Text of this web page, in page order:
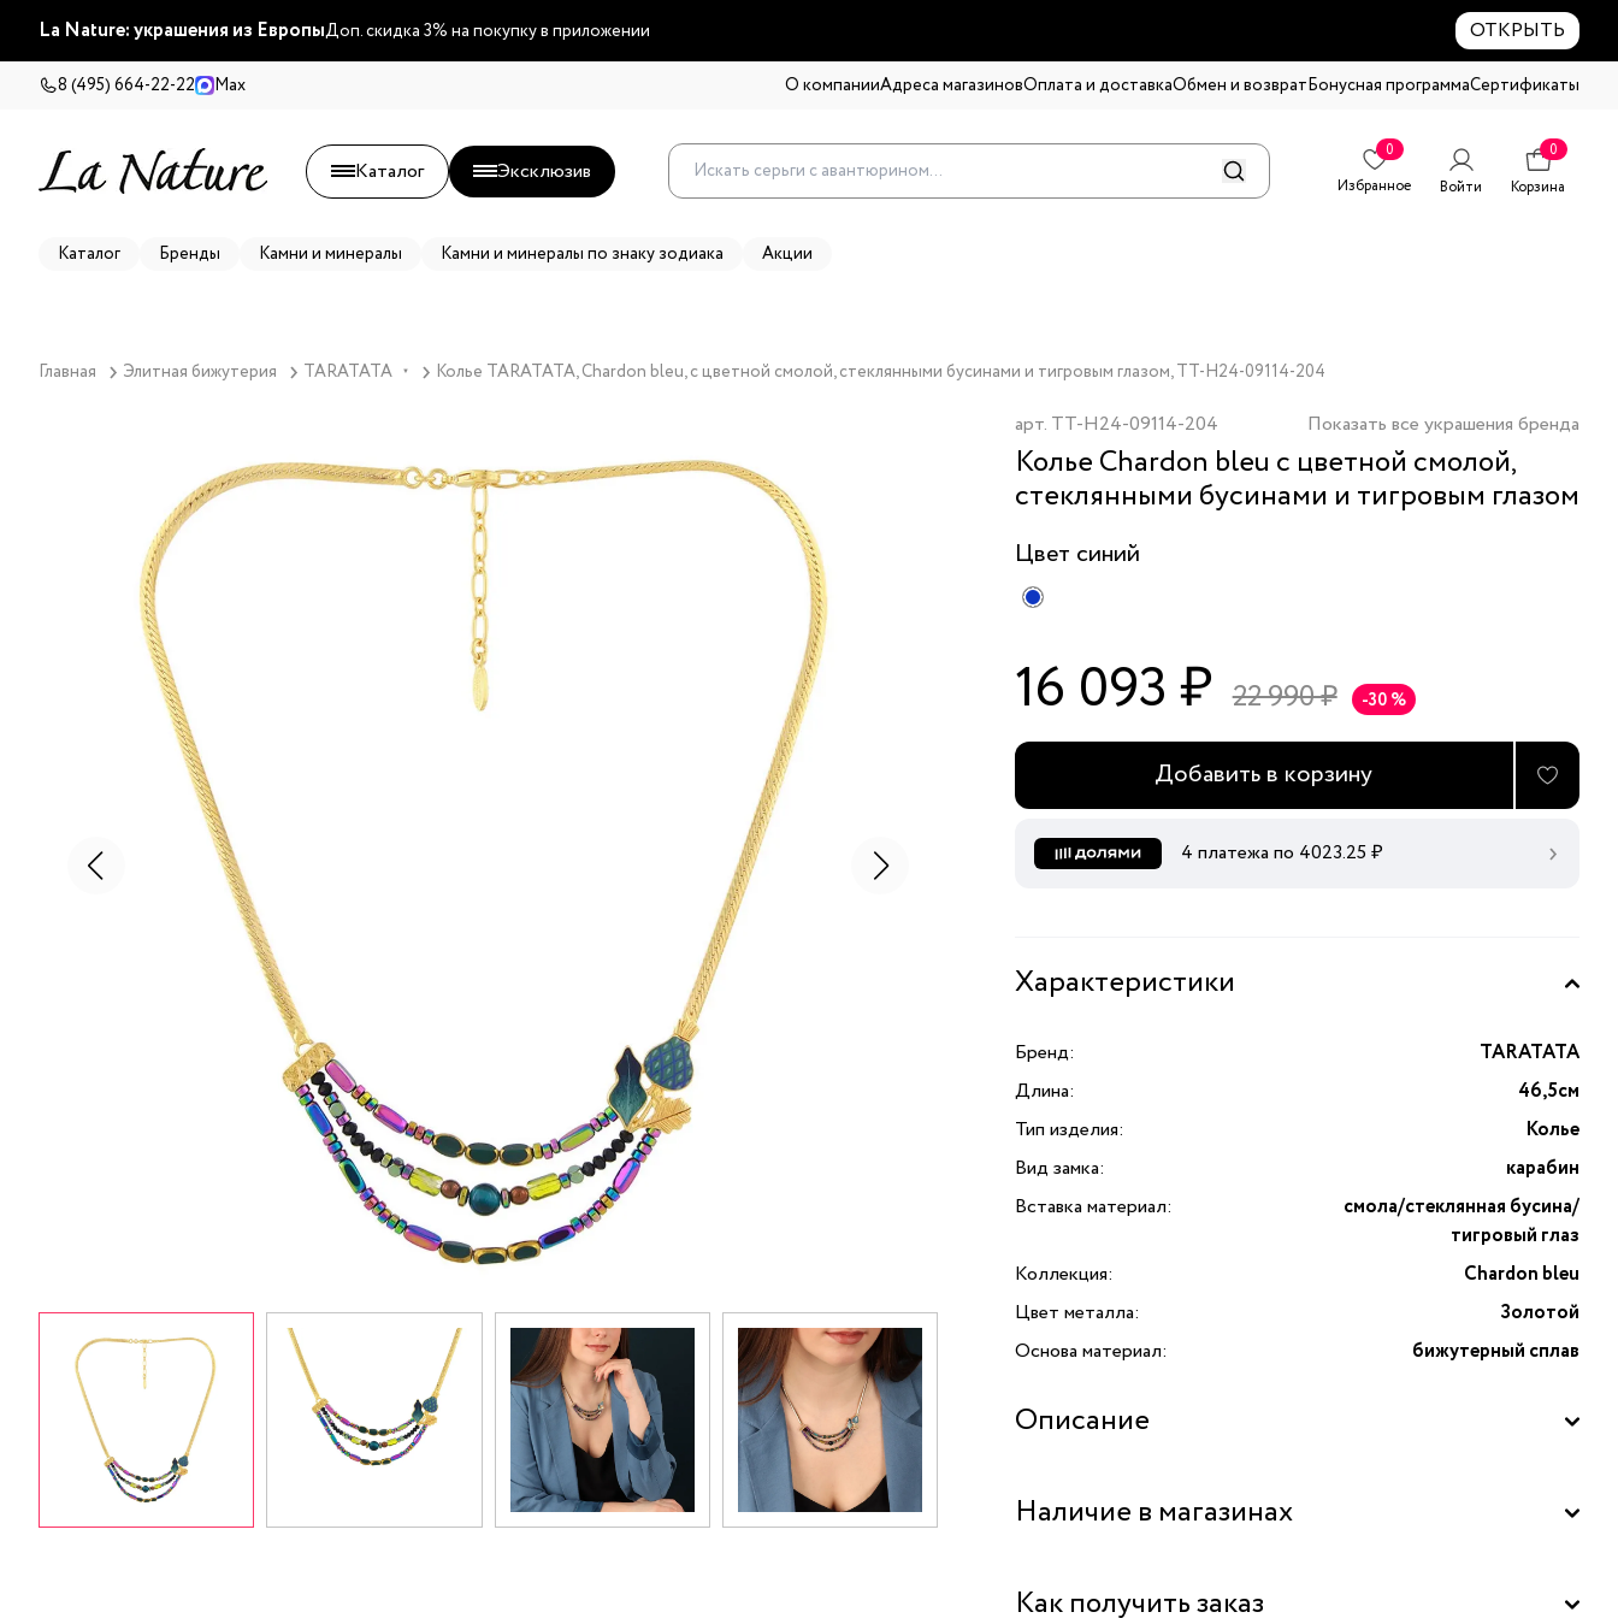
La Nature: украшения из ЕвропыДоп. скидка 3% на покупку в приложении ОТКРЫТЬ
8 (495) 664-22-22 Max О компанииАдреса магазиновОплата и доставкаОбмен и возвратБонусная программаСертификаты
Каталог Эксклюзив
0
Избранное
Войти
0
Корзина
Каталог Бренды Камни и минералы Камни и минералы по знаку зодиака Акции
Главная Элитная бижутерия TARATATA ▼ Колье TARATATA, Chardon bleu, с цветной смолой, стеклянными бусинами и тигровым глазом, TT-H24-09114-204
арт. TT-H24-09114-204 Показать все украшения бренда
Колье Chardon bleu с цветной смолой,
стеклянными бусинами и тигровым глазом
Цвет синий
16 093 ₽ 22 990 ₽ -30 %
Добавить в корзину
4 платежа по 4023.25 ₽
Характеристики
Бренд:
TARATATA
Длина:
46,5см
Тип изделия:
Колье
Вид замка:
карабин
Вставка материал:
смола/стеклянная бусина/
тигровый глаз
Коллекция:
Chardon bleu
Цвет металла:
Золотой
Основа материал:
бижутерный сплав
Описание
TARATATA — это не просто украшение, а настоящее
ценит в бижутерии не только красоту, но и оригинальность.
Наличие в магазинах
Бутик "La Nature" в ТД "Дружба", Москва
Как получить заказ